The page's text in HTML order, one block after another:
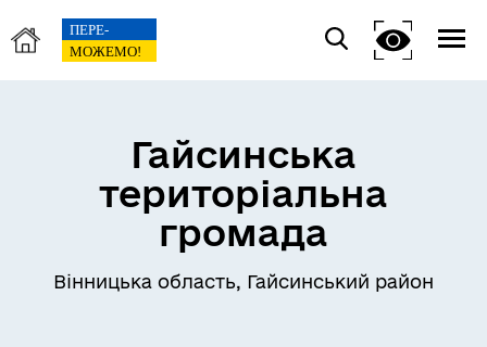
Гайсинська
територіальна
громада
Вінницька область, Гайсинський район